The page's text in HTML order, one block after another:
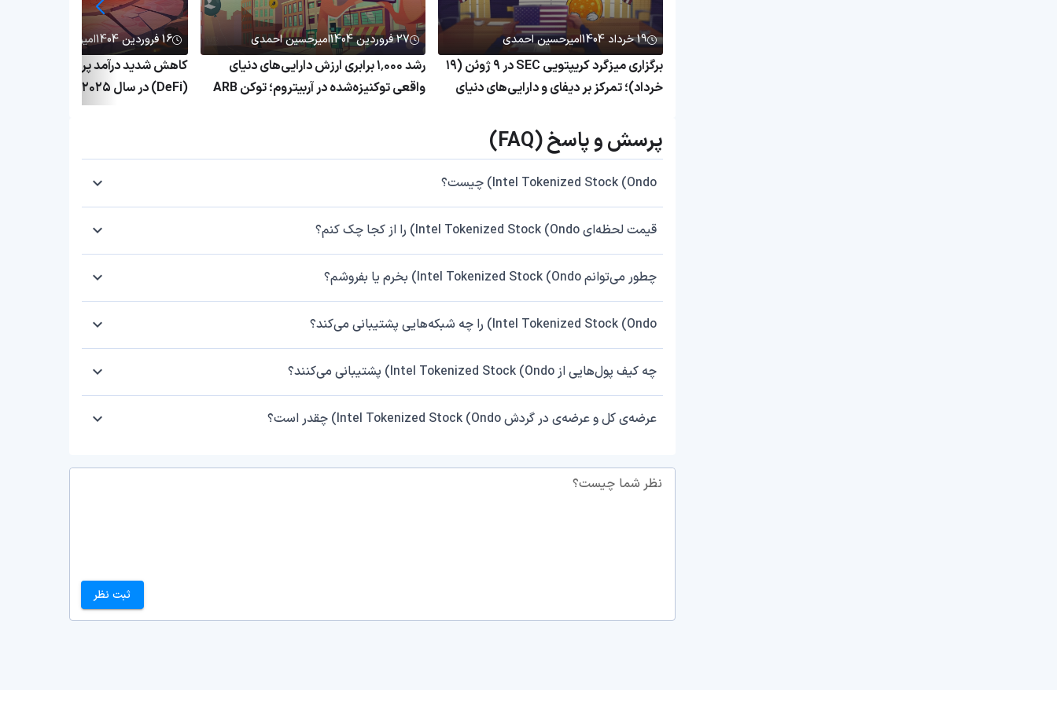
19 خرداد 1404 امیرحسین احمدی
برگزاری میزگرد کریپتویی SEC در ۹ ژوئن (۱۹
خرداد)؛ تمرکز بر دیفای و دارایی‌های دنیای
27 فروردین 1404 امیرحسین احمدی
رشد ۱٬۰۰۰ برابری ارزش دارایی‌های دنیای
واقعی توکنیزه‌شده در آربیتروم؛ توکن ARB
16 فروردین 1404 امیرحسین احمدی
کاهش شدید درآمد پروتکل‌های دیفای
غیرمتمرکز ادامه دارد
پرسش و پاسخ (FAQ)
Intel Tokenized Stock (Ondo) چیست؟
قیمت لحظه‌ای Intel Tokenized Stock (Ondo) را از کجا چک کنم؟
چطور می‌توانم Intel Tokenized Stock (Ondo) بخرم یا بفروشم؟
Intel Tokenized Stock (Ondo) را چه شبکه‌هایی پشتیبانی می‌کند؟
چه کیف پول‌هایی از Intel Tokenized Stock (Ondo) پشتیبانی می‌کنند؟
عرضه‌ی کل و عرضه‌ی در گردش Intel Tokenized Stock (Ondo) چقدر است؟
نظر شما چیست؟
ثبت نظر